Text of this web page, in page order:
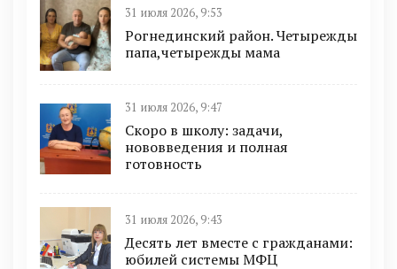
31 июля 2026, 9:53
Рогнединский район. Четырежды
папа,четырежды мама
31 июля 2026, 9:47
Скоро в школу: задачи,
нововведения и полная
готовность
31 июля 2026, 9:43
Десять лет вместе с гражданами:
юбилей системы МФЦ